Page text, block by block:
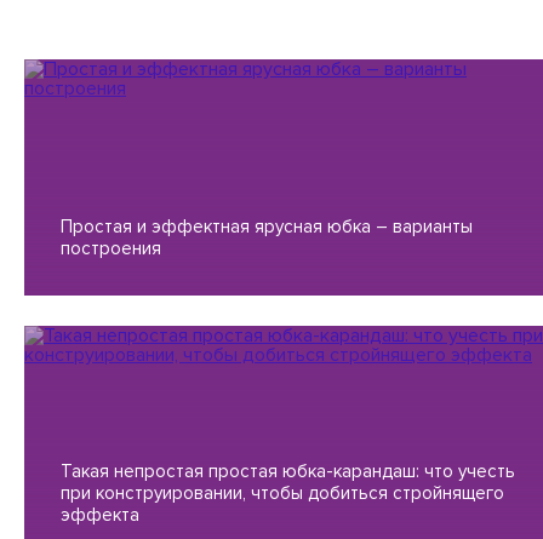
Простая и эффектная ярусная юбка – варианты
построения
Такая непростая простая юбка-карандаш: что учесть
при конструировании, чтобы добиться стройнящего
эффекта